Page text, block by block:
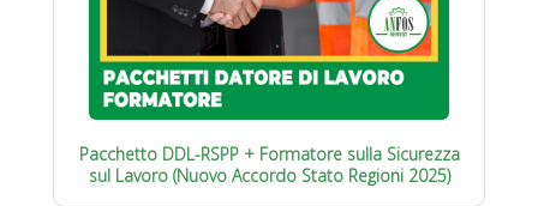
Pacchetto DDL-RSPP + Formatore sulla Sicurezza
sul Lavoro (Nuovo Accordo Stato Regioni 2025)